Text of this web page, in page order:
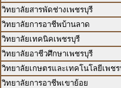
วิทยาลัยสารพัดช่างเพชรบุรี
วิทยาลัยการอาชีพบ้านลาด
วิทยาลัยเทคนิคเพชรบุรี
วิทยาลัยอาชีวศึกษาเพชรบุรี
วิทยาลัยเกษตรและเทคโนโลยีเพชร
วิทยาลัยการอาชีพเขาย้อย